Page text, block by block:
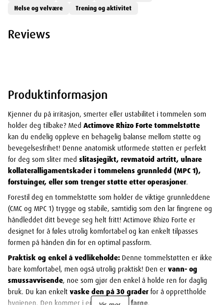
Produktinformasjon
Kjenner du på irritasjon, smerter eller ustabilitet i tommelen som
holder deg tilbake? Med Actimove Rhizo Forte tommelstøtte
kan du endelig oppleve en behagelig balanse mellom støtte og
bevegelsesfrihet! Denne anatomisk utformede støtten er perfekt
for deg som sliter med slitasjegikt, revmatoid artritt, ulnare
kollateralligamentskader i tommelens grunnledd (MPC 1),
forstuinger, eller som trenger støtte etter operasjoner.
Forestil deg en tommelstøtte som holder de viktige grunnleddene
(CMC og MPC 1) trygge og stabile, samtidig som den lar fingrene og
håndleddet ditt bevege seg helt fritt! Actimove Rhizo Forte er
designet for å føles utrolig komfortabel og kan enkelt tilpasses
formen på hånden din for en optimal passform.
Praktisk og enkel å vedlikeholde: Denne tommelstøtten er ikke
bare komfortabel, men også utrolig praktisk! Den er vann- og
smussavvisende, noe som gjør den enkel å holde ren for daglig
bruk. Du kan enkelt vaske den på 30 graderfor å opprettholde
hygienen. Den kommer i en diskret
.
Helse og velvære
Trening og aktivitet
Reviews